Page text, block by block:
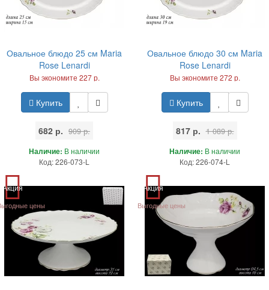
Овальное блюдо 25 см Maria
Rose Lenardi
Вы экономите 227 р.
Купить
682 р. 909 р.
Наличие: В наличии
Код: 226-073-L
Овальное блюдо 30 см Maria
Rose Lenardi
Вы экономите 272 р.
Купить
817 р. 1 089 р.
Наличие: В наличии
Код: 226-074-L
Акция
цены
Акция
Выгодные цены